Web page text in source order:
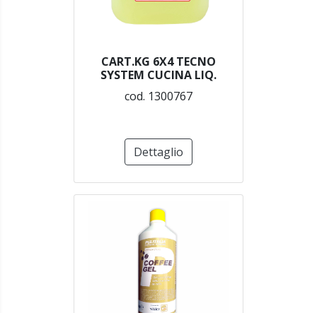
CART.KG 6X4 TECNO
SYSTEM CUCINA LIQ.
cod. 1300767
Dettaglio